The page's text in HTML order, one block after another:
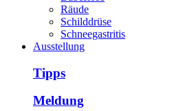
Räude
Schilddrüse
Schneegastritis
Ausstellung
Tipps
Meldung